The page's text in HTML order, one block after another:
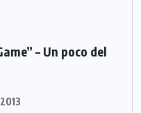
– Un poco del